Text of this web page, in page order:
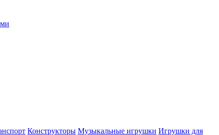
Конструкторы Музыкальные игрушки Игрушки для